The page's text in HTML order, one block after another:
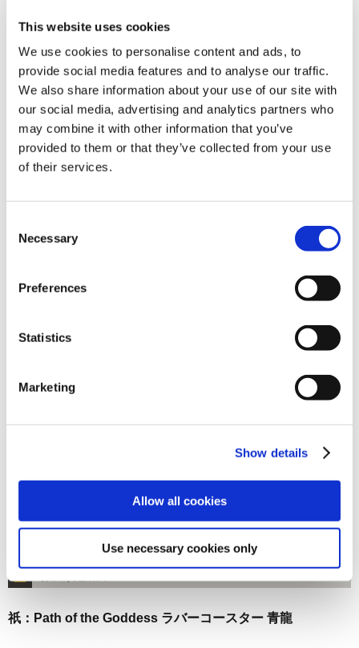
This website uses cookies
We use cookies to personalise content and ads, to
provide social media features and to analyse our traffic.
We also share information about your use of our site with
our social media, advertising and analytics partners who
may combine it with other information that you’ve
provided to them or that they’ve collected from your use
of their services.
Selection
Necessary
Preferences
Statistics
Marketing
Show details
Allow all cookies
Use necessary cookies only
祇：Path of the Goddess ラバーコースター 騰蛇
(税込)
1,100円 (税込)
お届け開始日：
祇：Path of the Goddess ラバーコースター 朱雀
1,100円
祇：Path of the Goddess ラバーコースター 青龍